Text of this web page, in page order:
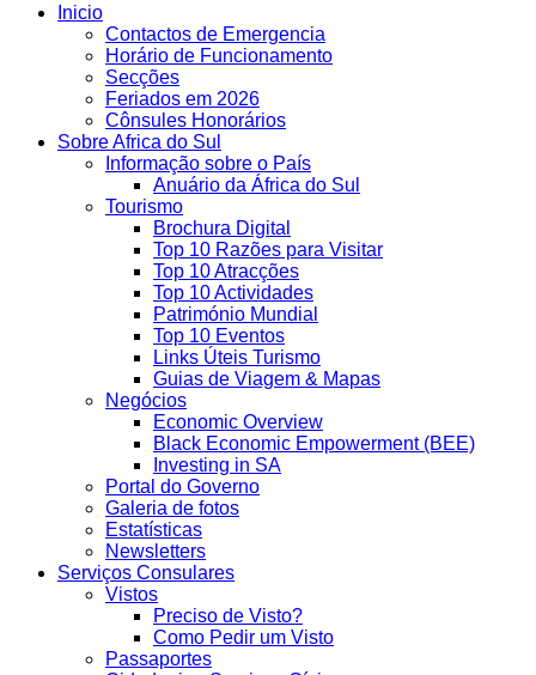
Inicio
Contactos de Emergencia
Horário de Funcionamento
Secções
Feriados em 2026
Cônsules Honorários
Sobre Africa do Sul
Informação sobre o País
Anuário da África do Sul
Tourismo
Brochura Digital
Top 10 Razões para Visitar
Top 10 Atracções
Top 10 Actividades
Património Mundial
Top 10 Eventos
Links Úteis Turismo
Guias de Viagem & Mapas
Negócios
Economic Overview
Black Economic Empowerment (BEE)
Investing in SA
Portal do Governo
Galeria de fotos
Estatísticas
Newsletters
Serviços Consulares
Vistos
Preciso de Visto?
Como Pedir um Visto
Passaportes